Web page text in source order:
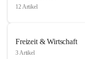
12 Artikel
Freizeit & Wirtschaft
3 Artikel